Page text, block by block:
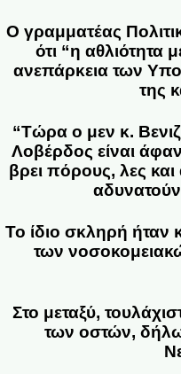
Ο γραμματέας
ότι “η αθλιότητα
ανεπάρκεια των
της
“Τώρα ο μεν κ.
Λοβέρδος είναι
βρει πόρους, λες και
Το ίδιο σκληρή ήταν
των
Στο μεταξύ,
των οστών,